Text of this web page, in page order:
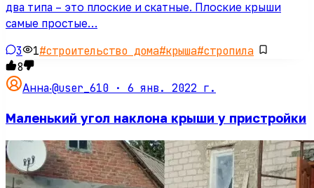
два типа – это плоские и скатные. Плоские крыши
самые простые…
3 1#строительство дома#крыша#стропила
8
Анна·@user_610 · 6 янв. 2022 г.
Маленький угол наклона крыши у пристройки